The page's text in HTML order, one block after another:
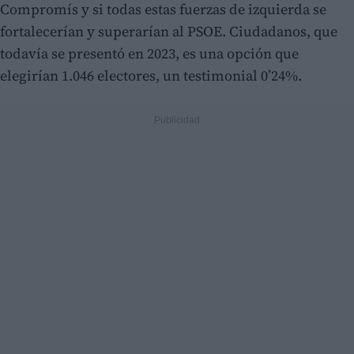
Compromís y si todas estas fuerzas de izquierda se
fortalecerían y superarían al PSOE. Ciudadanos, que
todavía se presentó en 2023, es una opción que
elegirían 1.046 electores, un testimonial 0’24%.